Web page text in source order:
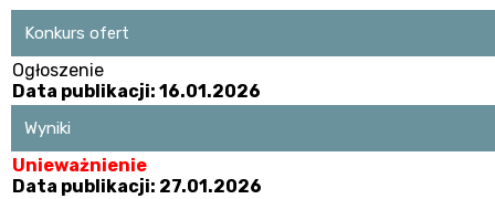
Konkurs ofert
Ogłoszenie
Data publikacji: 16.01.2026
Wyniki
Unieważnienie
Data publikacji: 27.01.2026